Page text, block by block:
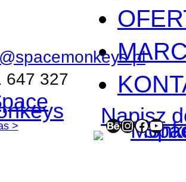
Napisz
647 327
> Behance InstagramFacebook YouTube